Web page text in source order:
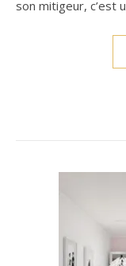
son mitigeur, c’est